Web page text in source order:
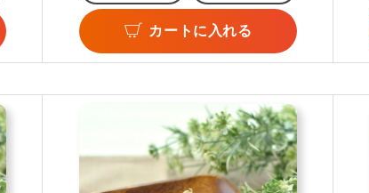
カートに入れる